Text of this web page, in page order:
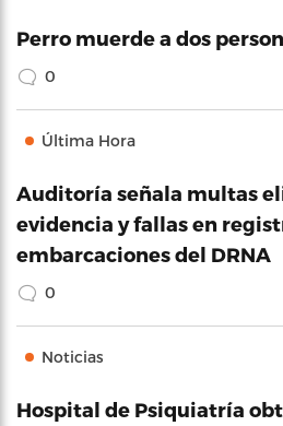
Perro muerde a dos
0
Última Hora
Auditoría señala multas
evidencia y fallas en
embarcaciones del DRNA
0
Noticias
Hospital de Psiquiatría